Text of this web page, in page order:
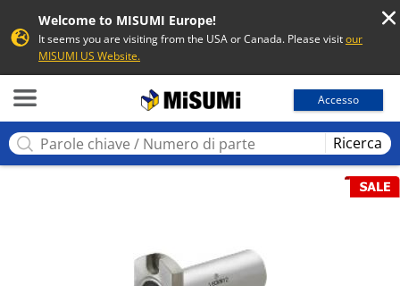
Welcome to MISUMI Europe!
It seems you are visiting from the USA or Canada. Please visitour
MISUMI US Website.
Accesso
Ricerca